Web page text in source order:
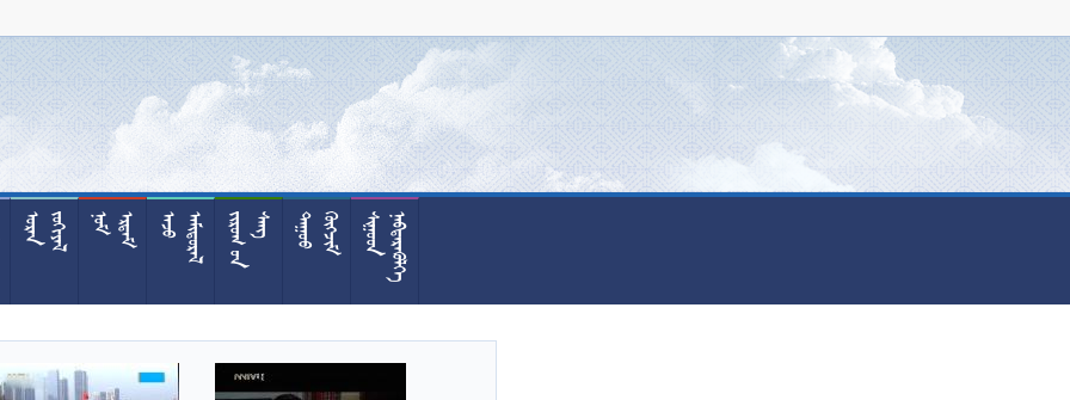









  





  








  







 








  














